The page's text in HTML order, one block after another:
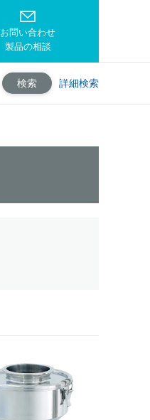
お問い合わせ
製品の相談
検索 詳細検索